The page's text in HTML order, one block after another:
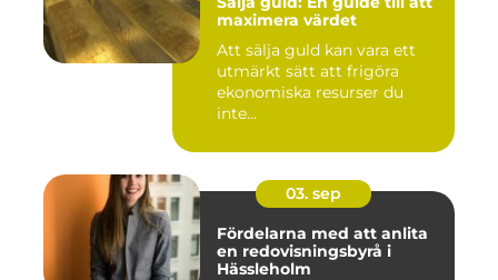
maximera värdet
Att sälja guld kan vara ett
utmärkt sätt att frigöra
ekonomiska resurser du
inte...
03. sep
Fördelarna med att anlita
en redovisningsbyrå i
Hässleholm